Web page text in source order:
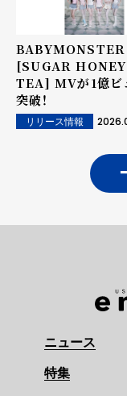
BABYMONSTER
[SUGAR
TEA] MVが1億ビ
突破！
リリース情報
ニュース
特集